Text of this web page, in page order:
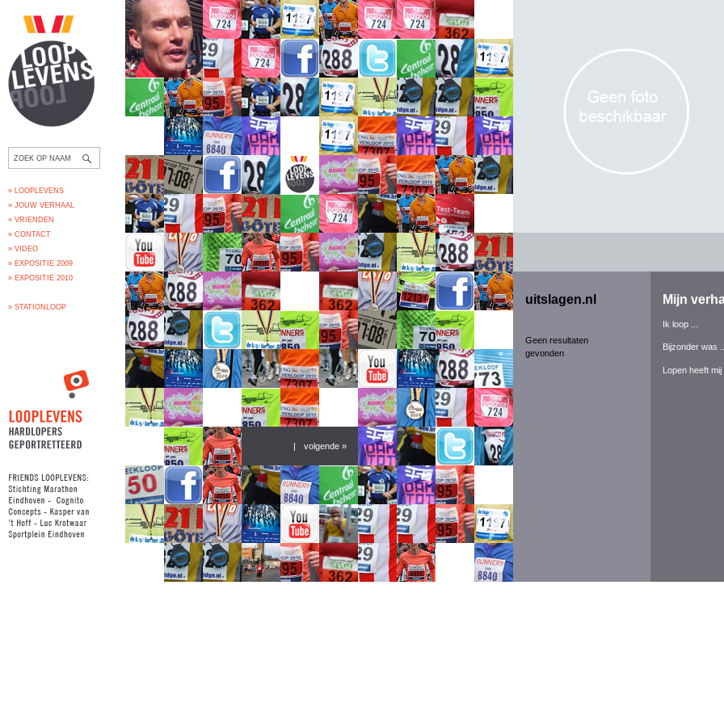
uitslagen.nl
Geen resultaten
gevonden
Mijn
Ik loop ...
Bijzonder was ...
Lopen heeft mij
» LOOPLEVENS
» JOUW VERHAAL
» VRIENDEN
» CONTACT
» VIDEO
» EXPOSITIE 2009
» EXPOSITIE 2010
» STATIONLOOP
| volgende »